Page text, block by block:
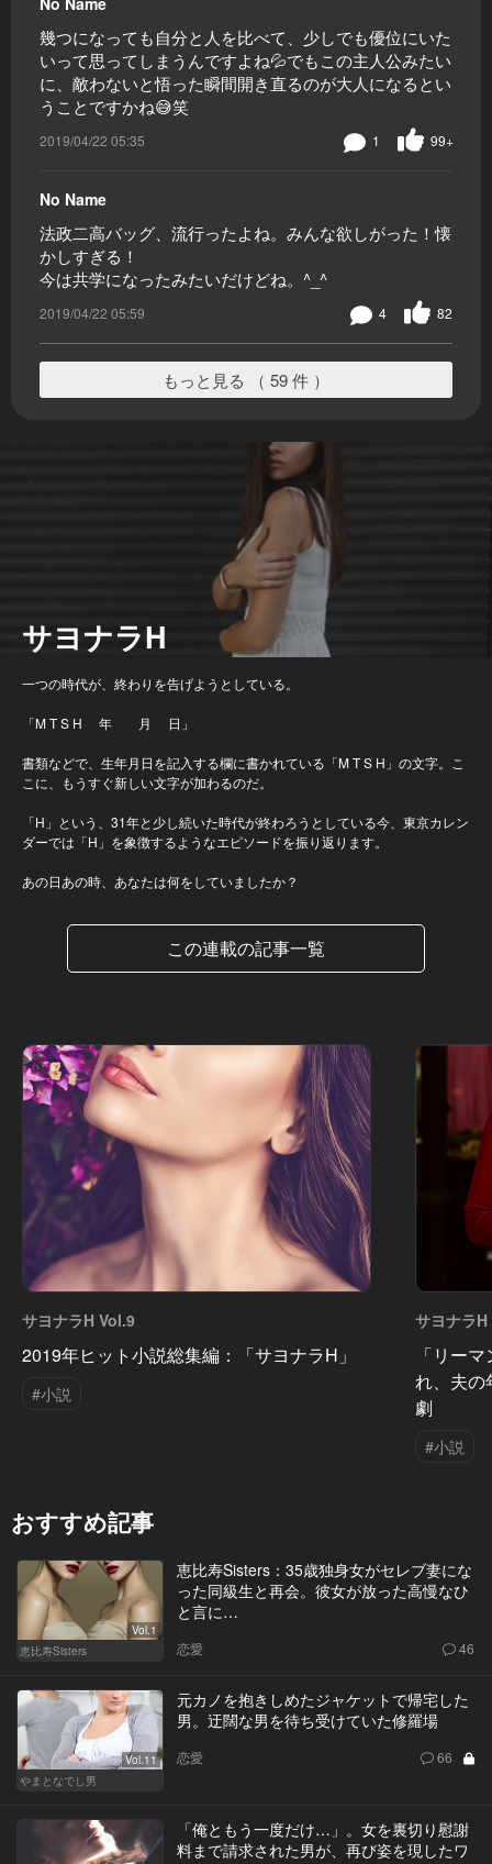
幾つになっても自分と人を比べて、少しでも優位にいた
いって思ってしまうんですよね💦でもこの主人公みたい
に、敵わないと悟った瞬間開き直るのが大人になるとい
うことですかね😅笑
2019/04/22 05:35 99+
1
No Name
法政二高バッグ、流行ったよね。みんな欲しがった！懐
かしすぎる！
今は共学になったみたいだけどね。^_^
2019/04/22 05:59 82
4
もっと見る （ 59 件 ）
サヨナラH
一つの時代が、終わりを告げようとしている。
「M T S H 年 月 日」
書類などで、生年月日を記入する欄に書かれている「M T S H」の文字。こ
こに、もうすぐ新しい文字が加わるのだ。
「H」という、31年と少し続いた時代が終わろうとしている今、東京カレン
ダーでは「H」を象徴するようなエピソードを振り返ります。
あの日あの時、あなたは何をしていましたか？
この連載の記事一覧
サヨナラH Vol.9
2019年ヒット小説総集編：「サヨナラH」
#小説
サヨナラ
「リー
れ、夫の
劇
#小説
おすすめ記事
Vol.1
恵比寿Sisters
恵比寿Sisters：35歳独身女がセレブ妻にな
った同級生と再会。彼女が放った高慢なひ
と言に…
恋愛 46
Vol.11
やまとなでし男
元カノを抱きしめたジャケットで帰宅した
男。迂闊な男を待ち受けていた修羅場
恋愛 66
「俺ともう一度だけ…」。女を裏切り慰謝
料まで請求された男が、再び姿を現したワ